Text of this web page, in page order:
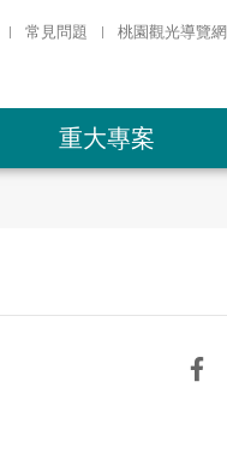
常見問題 桃園觀光導覽網
重大專案